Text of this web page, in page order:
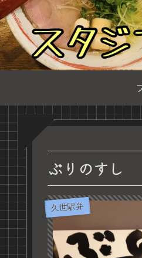
ぶりのすし
久世駅弁